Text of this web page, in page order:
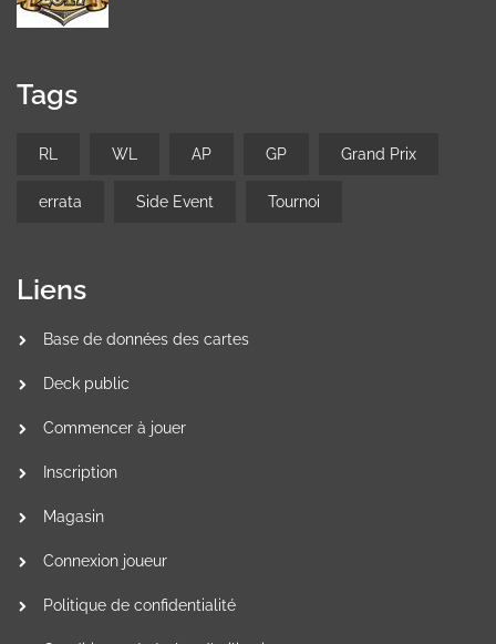
Tags
RL WL AP GP Grand Prix
errata Side Event Tournoi
Liens
Base de données des cartes
Deck public
Commencer à jouer
Inscription
Magasin
Connexion joueur
Politique de confidentialité